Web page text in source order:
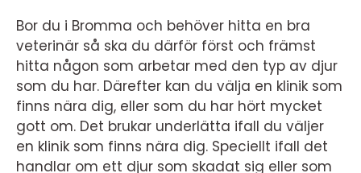
Bor du i Bromma och behöver hitta en bra
veterinär så ska du därför först och främst
hitta någon som arbetar med den typ av djur
som du har. Därefter kan du välja en klinik som
finns nära dig, eller som du har hört mycket
gott om. Det brukar underlätta ifall du väljer
en klinik som finns nära dig. Speciellt ifall det
handlar om ett djur som skadat sig eller som